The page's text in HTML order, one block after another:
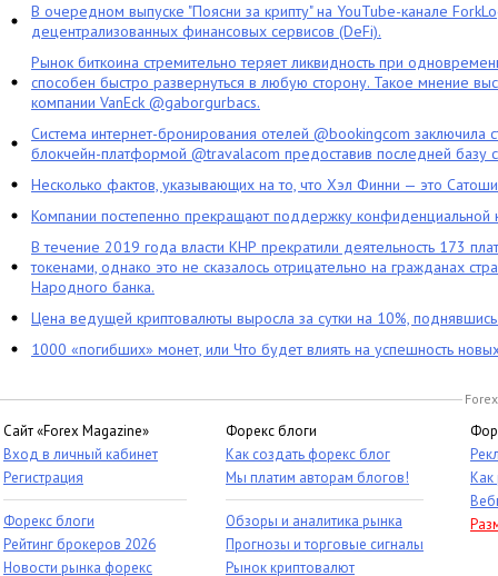
В очередном выпуске "Поясни за крипту" на YouTube-канале
децентрализованных финансовых сервисов (DeFi).
Рынок биткоина стремительно теряет ликвидность при
способен быстро развернуться в любую сторону. Такое мнение
компании VanEck @gaborgurbacs.
Система интернет-бронирования отелей @bookingcom заключила
блокчейн-платформой @travalacom предоставив последней базу
Несколько фактов, указывающих на то, что Хэл Финни — это
Компании постепенно прекращают поддержку конфиденциальной
В течение 2019 года власти КНР прекратили деятельность 173
токенами, однако это не сказалось отрицательно на гражданах
Народного банка.
Цена ведущей криптовалюты выросла за сутки на 10%,
1000 «погибших» монет, или Что будет влиять на успешность
Сайт «Forex Magazine»
Вход в личный кабинет
Регистрация
Форекс блоги
Рейтинг брокеров 2026
Новости рынка форекс
Форекс блоги
Как создать форекс блог
Мы платим авторам блогов!
Обзоры и аналитика рынка
Прогнозы и торговые сигналы
Рынок криптовалют
Как